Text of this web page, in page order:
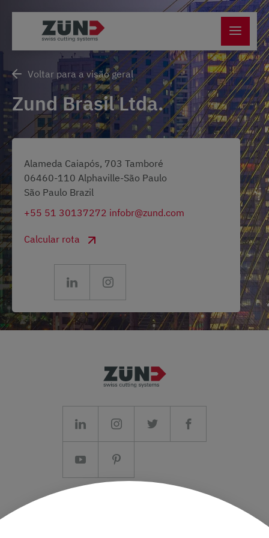
Voltar para a visão geral
Zund Brasil Ltda.
Alameda Caiapós, 703 Tamboré
06460-110 Alphaville-São Paulo
São Paulo Brazil
+55 51 30137272 infobr@zund.com
Calcular rota